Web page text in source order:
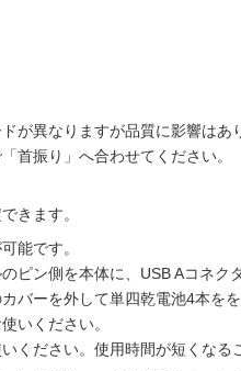
が異なりますが品質に影響はあ
首振り」へ合わせてください。
きます。
能です。
ピン側を本体に、USB Aコネク
バーを外して単四乾電池4本を
いください。
ください。使用時間が短くなる